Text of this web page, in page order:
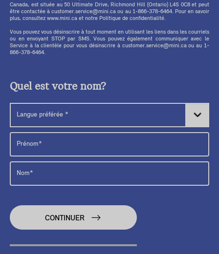
Canada, est située au 50 Ultimate Drive, Richmond Hill (Ontario) L4S 0C8 et peut
être contactée à customer.service@mini.ca ou au 1-866-378-6464. Pour en savoir
plus, consultez www.mini.ca et notre Politique de confidentialité.
Vous pouvez vous désinscrire à tout moment en utilisant les liens dans les courriels
ou en envoyant STOP par SMS. Vous pouvez également communiquer avec le
Service à la clientèle pour vous désinscrire à customer.service@mini.ca ou au 1-
866-378-6464.
Quel est votre nom?
CONTINUER